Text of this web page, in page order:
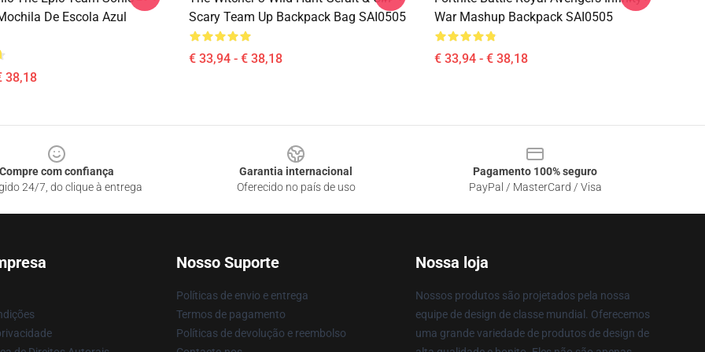
De Escola Azul
38,18
Scary Team Up Backpack Bag SAI0505
€ 33,94 - € 38,18
War Mashup Backpack SAI0505
€ 33,94 - € 38,18
Compre com confiança
24/7, do clique à entrega
Garantia internacional
Oferecido no país de uso
Pagamento 100% seguro
PayPal / MasterCard / Visa
Nosso Suporte
Políticas de envio e entrega
Termos de pagamento
Políticas de devolução e reembolso
Nossa loja
Nossos produtos são projetados pela nossa
equipe de design de classe mundial. Oferecemos
uma grande variedade de produtos de design de